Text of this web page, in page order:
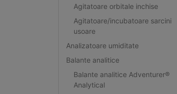
Agitatoare orbitale inchise
Agitatoare/incubatoare sarcini
usoare
Analizatoare umiditate
Balante analitice
Balante analitice Adventurer®
Analytical